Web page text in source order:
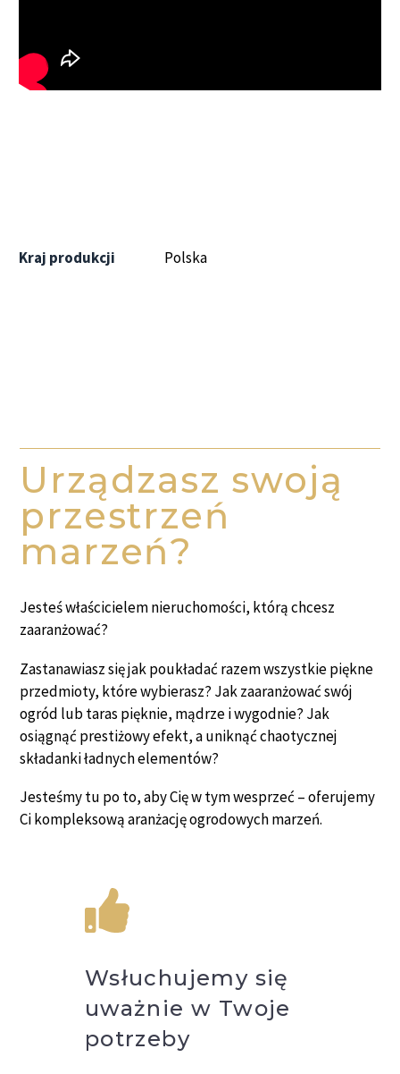
Kraj produkcji Polska
Urządzasz swoją
przestrzeń
marzeń?
Jesteś właścicielem nieruchomości, którą chcesz
zaaranżować?
Zastanawiasz się jak poukładać razem wszystkie piękne
przedmioty, które wybierasz? Jak zaaranżować swój
ogród lub taras pięknie, mądrze i wygodnie? Jak
osiągnąć prestiżowy efekt, a uniknąć chaotycznej
składanki ładnych elementów?
Jesteśmy tu po to, aby Cię w tym wesprzeć – oferujemy
Ci kompleksową aranżację ogrodowych marzeń.
Wsłuchujemy się
uważnie w Twoje
potrzeby